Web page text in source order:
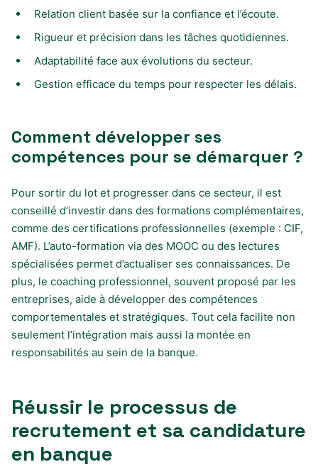
Relation client basée sur la confiance et l’écoute.
Rigueur et précision dans les tâches quotidiennes.
Adaptabilité face aux évolutions du secteur.
Gestion efficace du temps pour respecter les délais.
Comment développer ses
compétences pour se démarquer ?
Pour sortir du lot et progresser dans ce secteur, il est
conseillé d’investir dans des formations complémentaires,
comme des certifications professionnelles (exemple : CIF,
AMF). L’auto-formation via des MOOC ou des lectures
spécialisées permet d’actualiser ses connaissances. De
plus, le coaching professionnel, souvent proposé par les
entreprises, aide à développer des compétences
comportementales et stratégiques. Tout cela facilite non
seulement l’intégration mais aussi la montée en
responsabilités au sein de la banque.
Réussir le processus de
recrutement et sa candidature
en banque